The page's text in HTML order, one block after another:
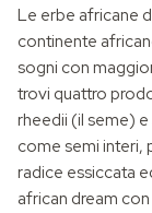
Le erbe africane
continente
sogni con
trovi quattro
rheedii (il seme) e
come semi interi,
radice essiccata
african dream